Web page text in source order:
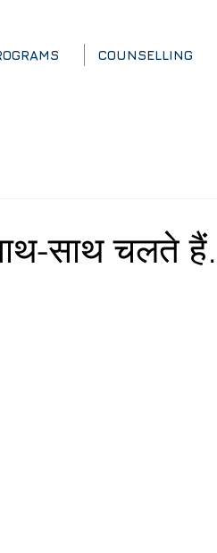
COUNSELLING
साथ चलते